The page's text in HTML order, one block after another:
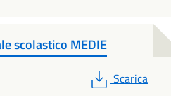
scolastico MEDIE
PDF
Scarica